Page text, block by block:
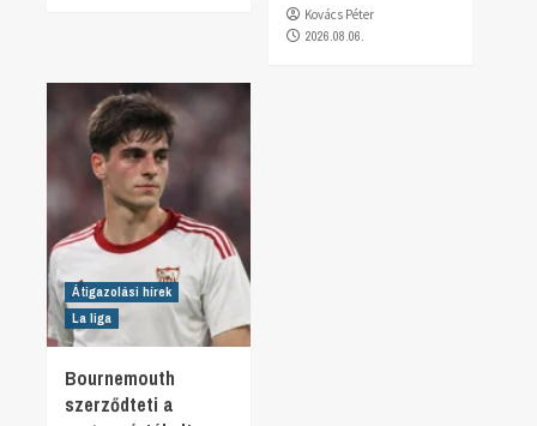
Kovács Péter
2026.08.06.
Átigazolási hírek
La liga
Bournemouth
szerződteti a